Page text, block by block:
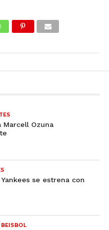
Marcell Ozuna
se estrena con
BEISBOL